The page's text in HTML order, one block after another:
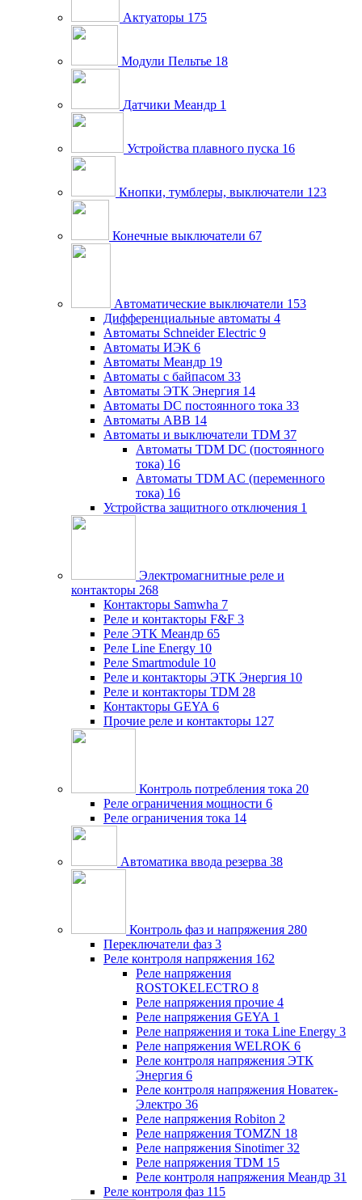
Актуаторы 175
Модули Пельтье 18
Датчики Меандр 1
Устройства плавного пуска 16
Кнопки, тумблеры, выключатели 123
Конечные выключатели 67
Автоматические выключатели 153
Дифференциальные автоматы 4
Автоматы Schneider Electric 9
Автоматы ИЭК 6
Автоматы Меандр 19
Автоматы с байпасом 33
Автоматы ЭТК Энергия 14
Автоматы DC постоянного тока 33
Автоматы ABB 14
Автоматы и выключатели TDM 37
Автоматы TDM DC (постоянного
тока) 16
Автоматы TDM AC (переменного
тока) 16
Устройства защитного отключения 1
Электромагнитные реле и
контакторы 268
Контакторы Samwha 7
Реле и контакторы F&F 3
Реле ЭТК Меандр 65
Реле Line Energy 10
Реле Smartmodule 10
Реле и контакторы ЭТК Энергия 10
Реле и контакторы TDM 28
Контакторы GEYA 6
Прочие реле и контакторы 127
Контроль потребления тока 20
Реле ограничения мощности 6
Реле ограничения тока 14
Автоматика ввода резерва 38
Контроль фаз и напряжения 280
Переключатели фаз 3
Реле контроля напряжения 162
Реле напряжения
ROSTOKELECTRO 8
Реле напряжения прочие 4
Реле напряжения GEYA 1
Реле напряжения и тока Line Energy 3
Реле напряжения WELROK 6
Реле контроля напряжения ЭТК
Энергия 6
Реле контроля напряжения Новатек-
Электро 36
Реле напряжения Robiton 2
Реле напряжения TOMZN 18
Реле напряжения Sinotimer 32
Реле напряжения TDM 15
Реле контроля напряжения Меандр 31
Реле контроля фаз 115